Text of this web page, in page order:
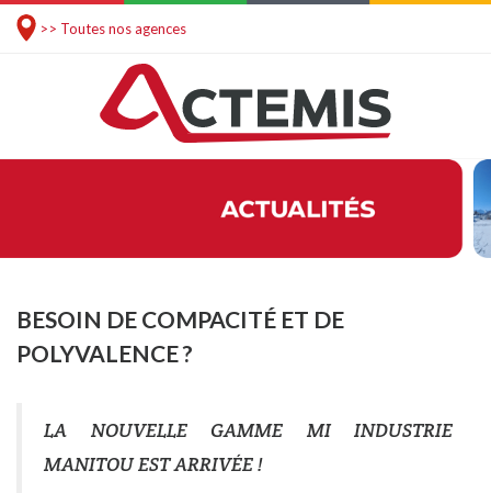
>> Toutes nos agences
BESOIN DE COMPACITÉ ET DE
POLYVALENCE ?
LA NOUVELLE GAMME MI INDUSTRIE
MANITOU EST ARRIVÉE !